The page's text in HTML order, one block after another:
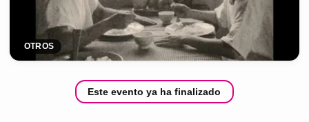
OTROS
Este evento ya ha finalizado